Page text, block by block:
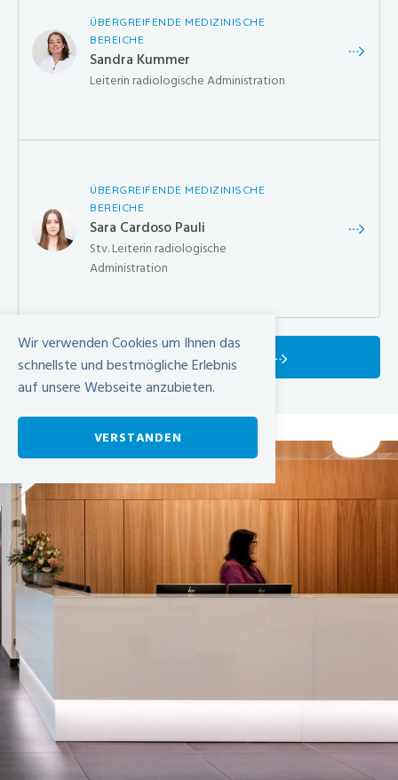
ÜBERGREIFENDE MEDIZINISCHE
BEREICHE
Sandra Kummer
Leiterin radiologische Administration
ÜBERGREIFENDE MEDIZINISCHE
BEREICHE
Sara Cardoso Pauli
Stv. Leiterin radiologische
Administration
MEHR FACHPERSONEN
Wir verwenden Cookies um Ihnen das
schnellste und bestmögliche Erlebnis
auf unsere Webseite anzubieten.
VERSTANDEN
-